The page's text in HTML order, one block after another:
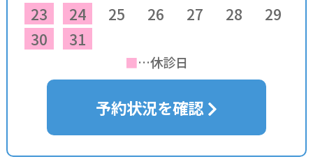
23
24 25 26 27 28
29
30
31
■…休診日
予約状況を確認